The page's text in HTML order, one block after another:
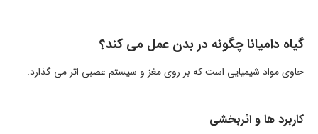
گیاه دامیانا چگونه در بدن عمل می کند؟
حاوی مواد شیمیایی است که بر روی مغز و سیستم عصبی اثر می گذارد.
کاربرد ها و اثربخشی